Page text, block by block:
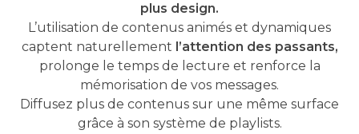
plus design.
L’utilisation de contenus animés et dynamiques
captent naturellement l’attention des passants,
prolonge le temps de lecture et renforce la
mémorisation de vos messages.
Diffusez plus de contenus sur une même surface
grâce à son système de playlists.